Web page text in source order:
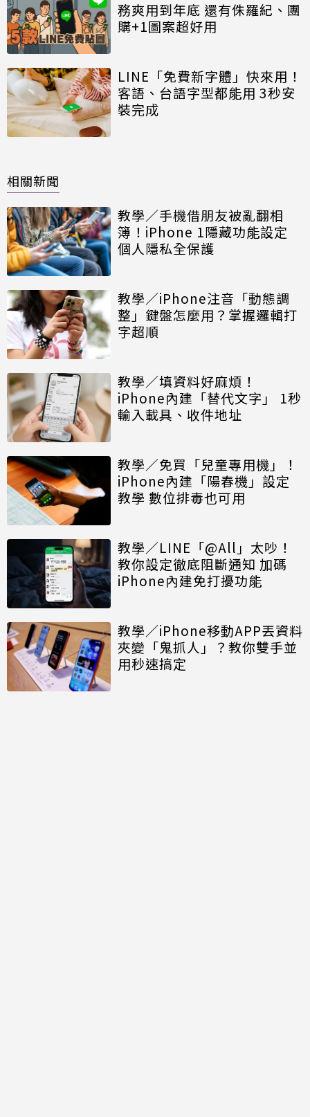
務爽用到年底 還有侏羅紀、團
購+1圖案超好用
LINE「免費新字體」快來用！
客語、台語字型都能用 3秒安
裝完成
相關新聞
教學／手機借朋友被亂翻相
簿！iPhone 1隱藏功能設定
個人隱私全保護
教學／iPhone注音「動態調
整」鍵盤怎麼用？掌握邏輯打
字超順
教學／填資料好麻煩！
iPhone內建「替代文字」 1秒
輸入載具、收件地址
教學／免買「兒童專用機」！
iPhone內建「陽春機」設定
教學 數位排毒也可用
教學／LINE「@All」太吵！
教你設定徹底阻斷通知 加碼
iPhone內建免打擾功能
教學／iPhone移動APP丟資料
夾變「鬼抓人」？教你雙手並
用秒速搞定